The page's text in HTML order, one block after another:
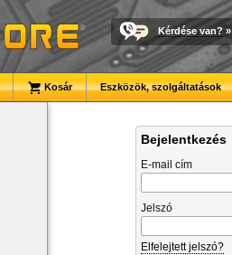
Kérdése van? »
Kosár Eszközök, szolgáltatások
Bejelentkezés
E-mail cím
Jelszó
Elfelejtett jelszó?